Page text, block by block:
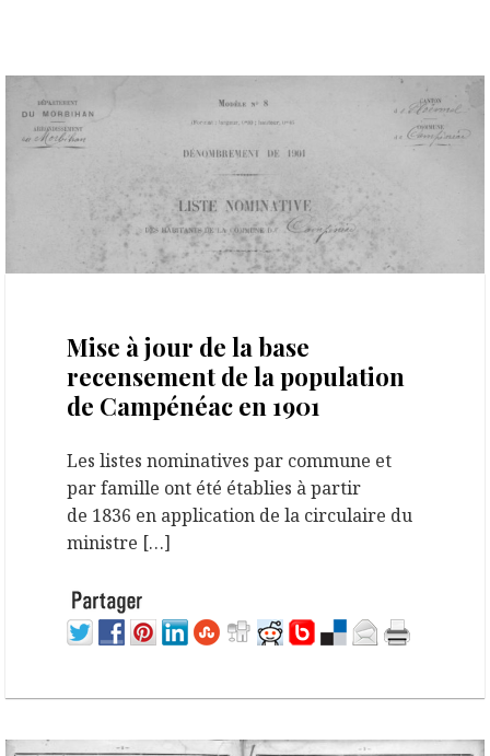
Mise à jour de la base
recensement de la population
de Campénéac en 1901
Les listes nominatives par commune et
par famille ont été établies à partir
de 1836 en application de la circulaire du
ministre […]